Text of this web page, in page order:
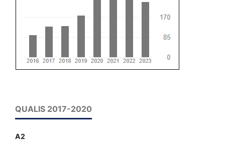
QUALIS 2017-2020
A2